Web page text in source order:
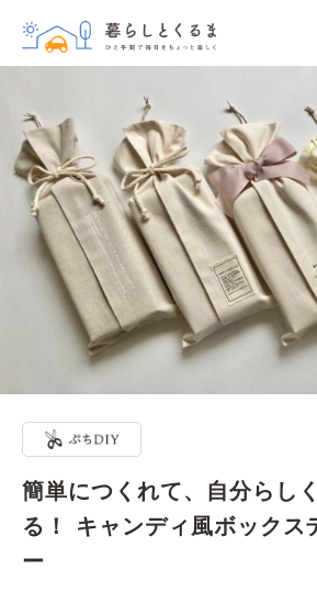
簡単につくれて、自分らし
る！ キャンディ風ボックス
ー